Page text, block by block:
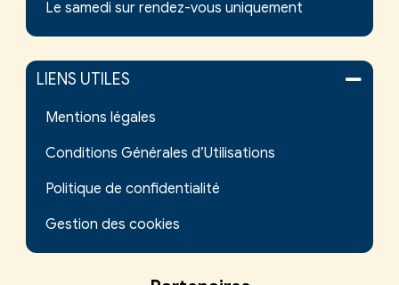
Le samedi sur rendez-vous uniquement
LIENS UTILES
Mentions légales
Conditions Générales d’Utilisations
Politique de confidentialité
Gestion des cookies